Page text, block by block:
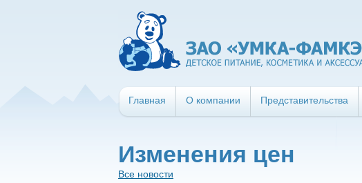
Главная О компании Представительства
Изменения цен
Все новости